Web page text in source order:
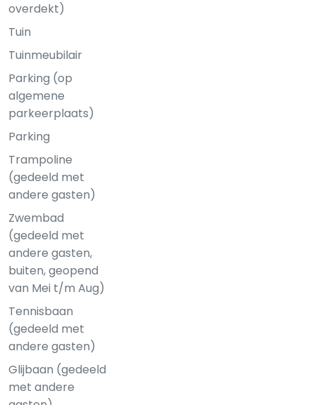
overdekt)
Tuin
Tuinmeubilair
Parking (op
algemene
parkeerplaats)
Parking
Trampoline
(gedeeld met
andere gasten)
Zwembad
(gedeeld met
andere gasten,
buiten, geopend
van Mei t/m Aug)
Tennisbaan
(gedeeld met
andere gasten)
Glijbaan (gedeeld
met andere